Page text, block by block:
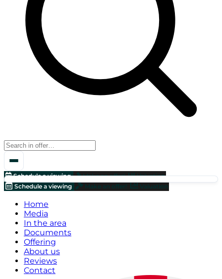
Schedule a viewing Make an offer!
Valuation
Schedule a viewing
Make an offer! Valuation
Home
Media
In the area
Documents
Offering
About us
Reviews
Contact